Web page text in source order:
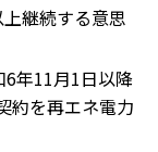
継続する意思
年11月1日以降
約を再エネ電力